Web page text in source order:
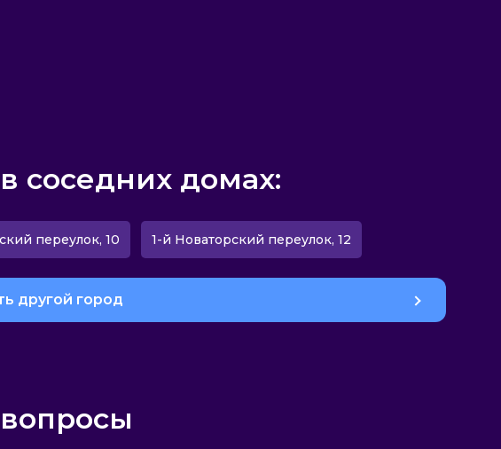
соседних домах:
переулок, 10 1-й Новаторский переулок, 12
другой город